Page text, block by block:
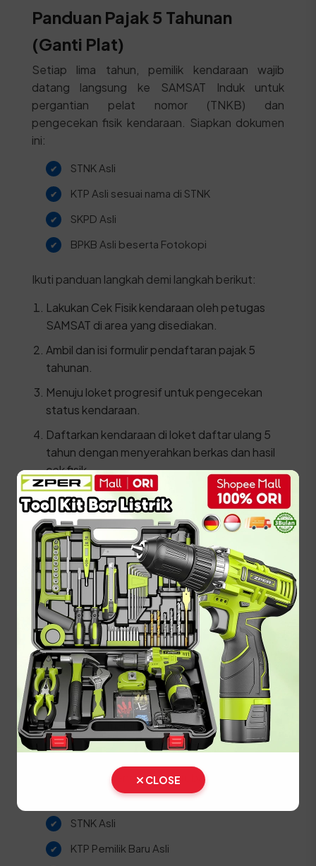
Panduan Pajak 5 Tahunan
(Ganti Plat)
Setiap lima tahun, pemilik kendaraan wajib
datang langsung ke SAMSAT Induk untuk
pergantian pelat nomor (TNKB) dan
pengecekan fisik kendaraan. Siapkan dokumen
ini:
STNK Asli
KTP Asli sesuai nama di STNK
SKPD Asli
BPKB Asli beserta Fotokopi
Ikuti panduan langkah demi langkah berikut:
Lakukan Cek Fisik kendaraan oleh petugas
SAMSAT di area yang disediakan.
Ambil dan isi formulir pendaftaran pajak 5
tahunan.
Menuju loket progresif untuk pengecekan
status kendaraan.
Daftarkan kendaraan di loket daftar ulang 5
tahun dengan menyerahkan berkas dan hasil
cek fisik.
Lakukan pembayaran pajak dan biaya PNBP
pelat nomor di kasir.
Ambil STNK, SKPD, dan Plat Nomor (TNKB)
baru di loket penyerahan.
⚠️ Kendaraan fisik wajib dibawa langsung ke lokasi
SAMSAT untuk proses penggesekan nomor
rangka dan mesin oleh petugas berwenang.
Prosedur Balik Nama
Kendaraan Bekas (BBN II)
Jika Anda baru membeli kendaraan bekas, segera
lakukan proses Balik Nama (Bea Balik Nama
pemilik di surat kendaraan berubah menjadi nama
Anda sendiri. Siapkan syarat ini:
STNK Asli
KTP Pemilik Baru Asli
CLOSE